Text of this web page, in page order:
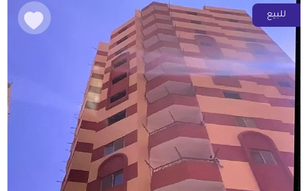
للبيع